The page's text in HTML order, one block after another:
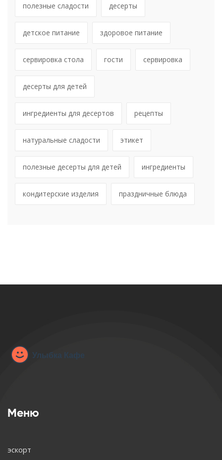
полезные сладости десерты
детское питание здоровое питание
сервировка стола гости сервировка
десерты для детей
ингредиенты для десертов рецепты
натуральные сладости этикет
полезные десерты для детей ингредиенты
кондитерские изделия праздничные блюда
Меню
эскорт